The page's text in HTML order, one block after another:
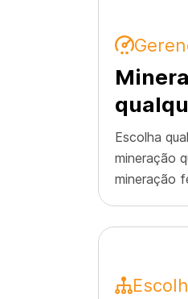
Escolha
mineração
mineração